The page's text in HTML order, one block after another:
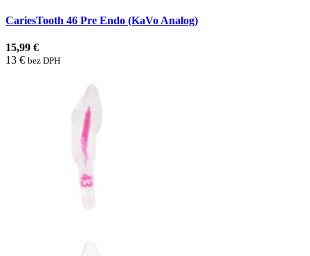
CariesTooth 46 Pre Endo (KaVo Analog)
15,99 €
13 € bez DPH